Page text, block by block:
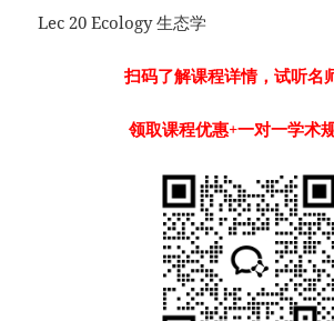
Lec 20 Ecology 生态学
扫码了解课程详情，试听名
领取课程优惠+一对一学术